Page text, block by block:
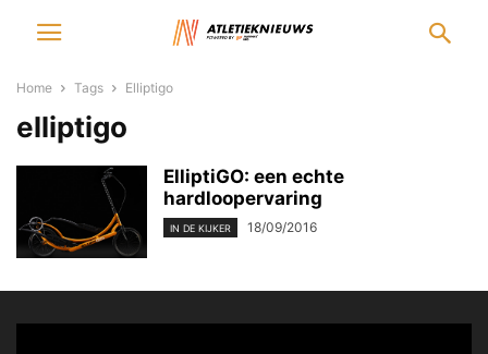
Home Tags Elliptigo
elliptigo
ElliptiGO: een echte
hardloopervaring
IN DE KIJKER 18/09/2016